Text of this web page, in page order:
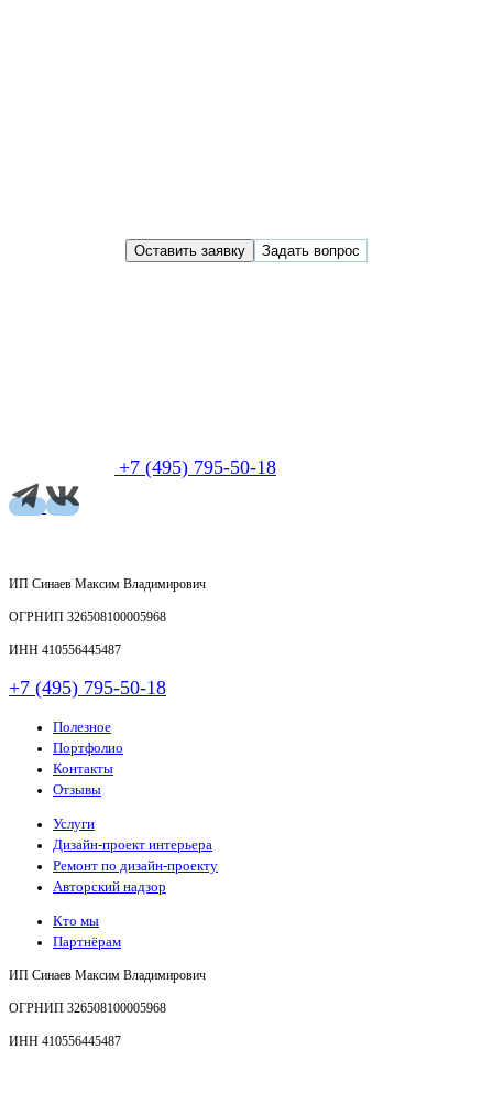
Оставить заявку Задать вопрос
+7 (495) 795-50-18
ИП Синаев Максим Владимирович
ОГРНИП 326508100005968
ИНН 410556445487
+7 (495) 795-50-18
Полезное
Портфолио
Контакты
Отзывы
Услуги
Дизайн-проект интерьера
Ремонт по дизайн-проекту
Авторский надзор
Кто мы
Партнёрам
ИП Синаев Максим Владимирович
ОГРНИП 326508100005968
ИНН 410556445487